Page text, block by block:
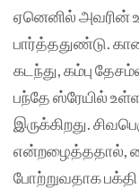
ஏனெனில் அவரின்
பார்த்ததுண்டு.
கடந்து, கம்பு
பந்தே ஸ்ரேயில்
இருக்கிறது.
என்றழைத்ததால்,
போற்றுவதாக